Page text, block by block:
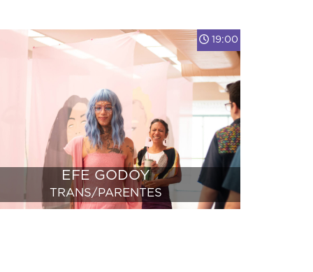
19:00
EFE GODOY
TRANS/PARENTES